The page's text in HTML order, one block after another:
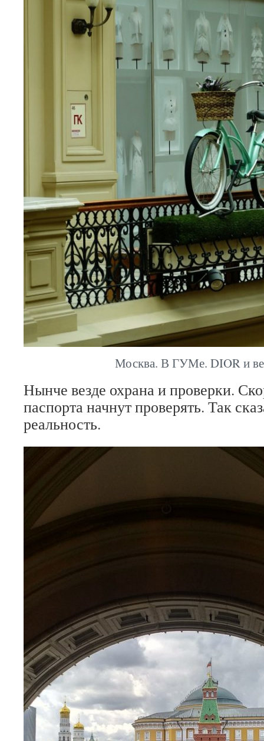
Москва. В ГУМе. DIOR и
Нынче везде охрана и проверки.
паспорта начнут проверять. Так
реальность.